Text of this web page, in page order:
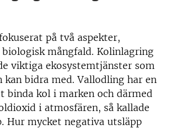
på två aspekter,
mångfald. Kolinlagring
viktiga ekosystemtjänster som
bidra med. Vallodling har en
binda kol i marken och därmed
i atmosfären, så kallade
Hur mycket negativa utsläpp